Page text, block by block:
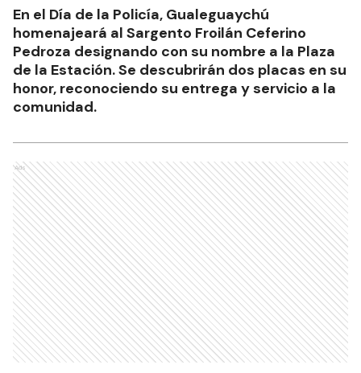
En el Día de la Policía, Gualeguaychú
homenajeará al Sargento Froilán Ceferino
Pedroza designando con su nombre a la Plaza
de la Estación. Se descubrirán dos placas en su
honor, reconociendo su entrega y servicio a la
comunidad.
Ads